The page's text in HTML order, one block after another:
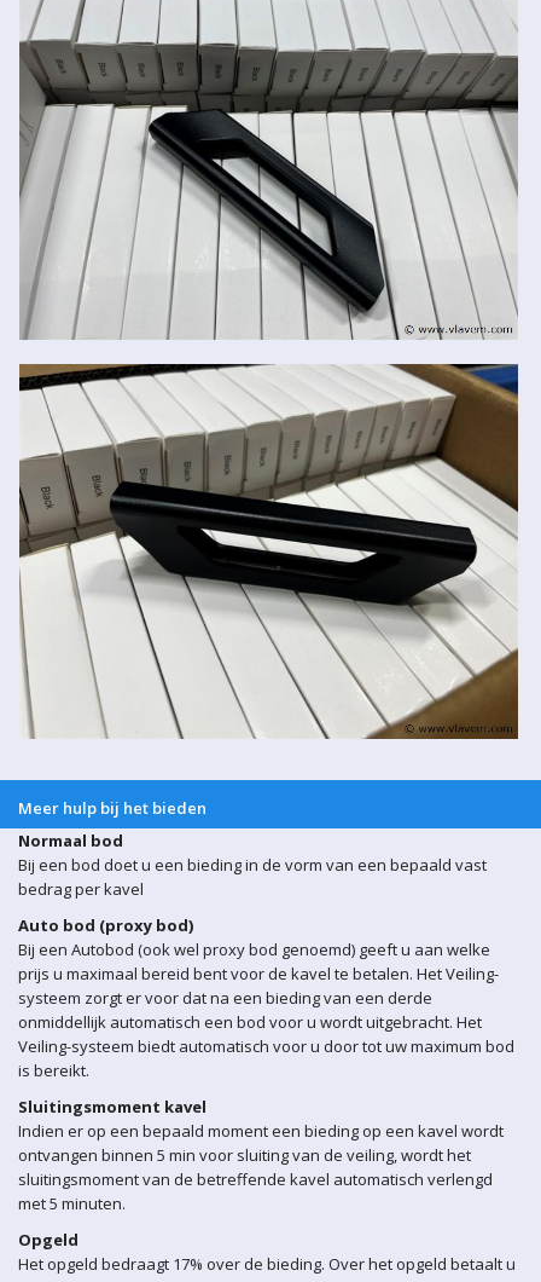
Meer hulp bij het bieden
Normaal bod
Bij een bod doet u een bieding in de vorm van een bepaald vast
bedrag per kavel
Auto bod (proxy bod)
Bij een Autobod (ook wel proxy bod genoemd) geeft u aan welke
prijs u maximaal bereid bent voor de kavel te betalen. Het Veiling-
systeem zorgt er voor dat na een bieding van een derde
onmiddellijk automatisch een bod voor u wordt uitgebracht. Het
Veiling-systeem biedt automatisch voor u door tot uw maximum bod
is bereikt.
Sluitingsmoment kavel
Indien er op een bepaald moment een bieding op een kavel wordt
ontvangen binnen 5 min voor sluiting van de veiling, wordt het
sluitingsmoment van de betreffende kavel automatisch verlengd
met 5 minuten.
Opgeld
Het opgeld bedraagt 17% over de bieding. Over het opgeld betaalt u